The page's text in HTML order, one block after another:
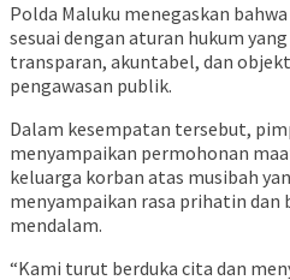
Polda Maluku menegaskan
sesuai dengan aturan hukum
transparan, akuntabel, dan
pengawasan publik.
Dalam kesempatan tersebut,
menyampaikan permohonan
keluarga korban atas musibah
menyampaikan rasa prihatin dan
mendalam.
“Kami turut berduka cita dan